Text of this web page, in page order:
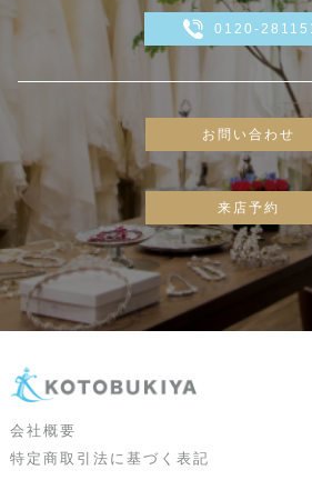
0120-
お問い合わせ
来店予約
会社概要
特定商取引法に基づく表記